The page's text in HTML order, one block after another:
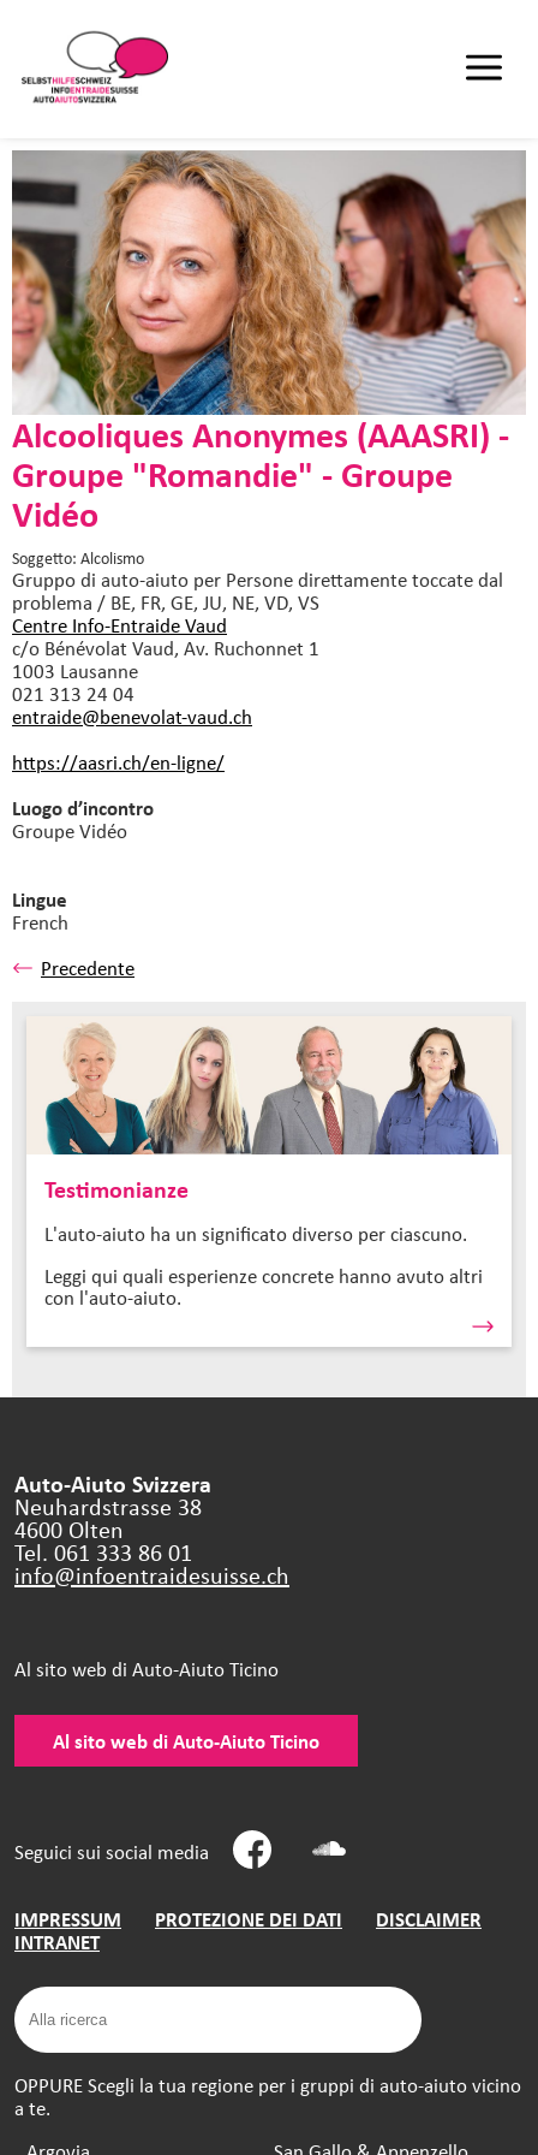
Alcooliques Anonymes (AAASRI) -
Groupe "Romandie" - Groupe
Vidéo
Soggetto: Alcolismo
Gruppo di auto-aiuto per Persone direttamente toccate dal
problema / BE, FR, GE, JU, NE, VD, VS
Centre Info-Entraide Vaud
c/o Bénévolat Vaud, Av. Ruchonnet 1
1003 Lausanne
021 313 24 04
entraide@benevolat-vaud.ch
https://aasri.ch/en-ligne/
Luogo d’incontro
Groupe Vidéo
Lingue
French
Precedente
Testimonianze
L'auto-aiuto ha un significato diverso per ciascuno.
Leggi qui quali esperienze concrete hanno avuto altri
con l'auto-aiuto.
Auto-Aiuto Svizzera
Neuhardstrasse 38
4600 Olten
Tel. 061 333 86 01
info@infoentraidesuisse.ch
Al sito web di Auto-Aiuto Ticino
Al sito web di Auto-Aiuto Ticino
Seguici sui social media
IMPRESSUM PROTEZIONE DEI DATI
DISCLAIMER
INTRANET
OPPURE Scegli la tua regione per i gruppi di auto-aiuto vicino
a te.